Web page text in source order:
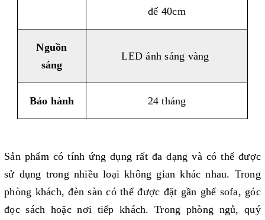
đế 40cm
Nguồn
sáng
LED ánh sáng vàng
Bảo hành 24 tháng
Sản phẩm có tính ứng dụng rất đa dạng và có thể được
sử dụng trong nhiều loại không gian khác nhau. Trong
phòng khách, đèn sàn có thể được đặt gần ghế sofa, góc
đọc sách hoặc nơi tiếp khách. Trong phòng ngủ, quý